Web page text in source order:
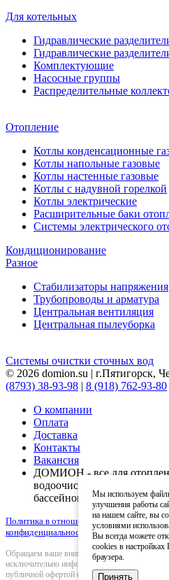
Для котельных
Гидравлические
Гидравлические
Комплектующие
Насосные группы
Распределительные
Отопление
Котлы конденсационные
Котлы напольные газовые
Котлы настенные газовые
Котлы с надувной горелкой
Котлы электрические
Расширительные баки
Системы электрического
Кондиционирование
Разное
Стабилизаторы напряжения
Трубопроводы и арматура
Центральная вентиляция
Центральная пылеуборка
Системы очистки сточных вод
© 2026 domion.su | г.Пятигорск,
(8793) 38-93-98 | 8 (918) 762-93-80
О компании
Оплата
Доставка
Контакты
Вакансия
ДОМИОН - все для
водоочистки, вентиляции,
бассейнов
Политика в отношении обработки
конфиденциальности) |Согласие на
Обращаем ваше внимание на то, что вся
исключительно информационный характер и
публичной офертой определяемой
Мы используем
улучшения работы
на нашем сайте, вы
условиями
Вы всегда можете
cookies в настройках
браузера.
Принять